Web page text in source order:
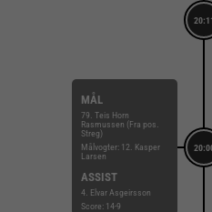
MÅL
79. Teis Horn
Rasmussen (Fra pos.
Streg)
Målvogter: 12. Kasper
Larsen
ASSIST
4. Elvar Asgeirsson
Score: 14-9